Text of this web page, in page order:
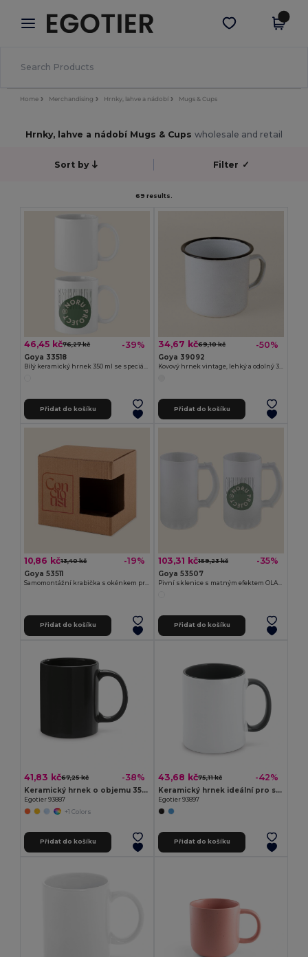
× Aplikace Egotier
Lepší ceny v aplikaci!
Stáhnout app
Home Merchandising Hrnky, lahve a nádobí Mugs & Cups
Hrnky, lahve a nádobí Mugs & Cups wholesale and retail
Sort by Filter ✓
69 results.
46,45 kč76,27 kč -39%
Goya 33518
Bílý keramický hrnek 350 ml se speciální úpravou SUBLIMATION
Přidat do košíku
34,67 kč69,10 kč -50%
Goya 39092
Kovový hrnek vintage, lehký a odolný 350 ml FIELD
Přidat do košíku
10,86 kč13,40 kč -19%
Goya 53511
Přidat do košíku
103,31 kč159,23 kč -35%
Goya 53507
Přidat do košíku
41,83 kč67,25 kč -38%
Keramický hrnek o objemu 350 ml
Egotier 93887
+1 Colors
Přidat do košíku
43,68 kč75,11 kč -42%
Keramický hrnek ideální pro sublimaci
Egotier 93897
Přidat do košíku